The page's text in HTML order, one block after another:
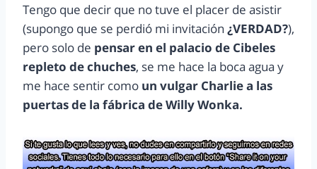
Tengo que decir que no tuve el placer de asistir
(supongo que se perdió mi invitación ¿VERDAD?),
pero solo de pensar en el palacio de Cibeles
repleto de chuches, se me hace la boca agua y
me hace sentir como un vulgar Charlie a las
puertas de la fábrica de Willy Wonka.